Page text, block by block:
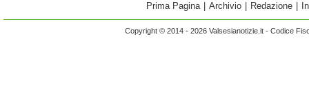
Prima Pagina Archivio Redazione
Copyright © 2014 - 2026 Valsesianotizie.it - Codice